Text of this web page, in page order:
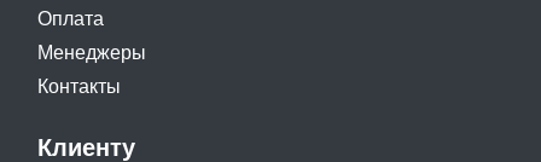
Оплата
Менеджеры
Контакты
Клиенту